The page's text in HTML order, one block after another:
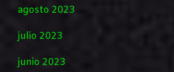
agosto 2023
julio 2023
junio 2023